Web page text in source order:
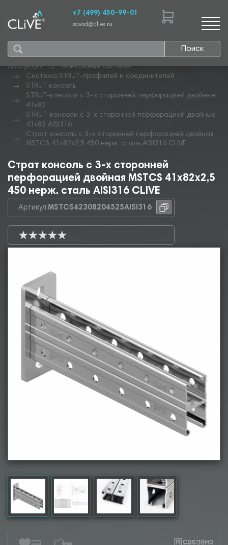
Поиск
+7 (499) 450-99-01
zavod@clive.ru
Продукция
Монтажные системы
Система STRUT-профилей и соединителей
STRUT консоль
STRUT-консоли с 3-х сторонней перфорацией двойные
41х82
STRUT-консоли с 3-х сторонней перфорацией двойные
41х82 AISI316
Страт консоль с 3-х сторонней перфорацией двойная
MSTCS 41х82х2,5 450 нерж. сталь AISI316 CLIVE
Страт консоль с 3-х сторонней
перфорацией двойная MSTCS 41х82х2,5
450 нерж. сталь AISI316 CLIVE
Артикул:MSTCS42308204525AISI316